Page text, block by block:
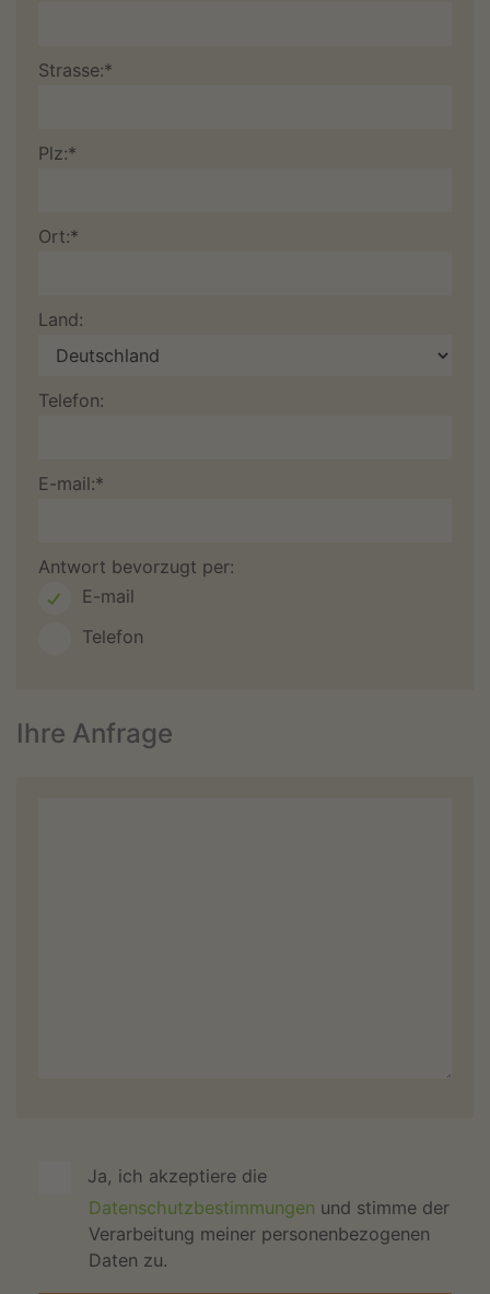
Strasse:*
Plz:*
Ort:*
Land:
Telefon:
E-mail:*
Antwort bevorzugt per:
E-mail
Telefon
Ihre Anfrage
Ja, ich akzeptiere die
Datenschutzbestimmungen und stimme der
Verarbeitung meiner personenbezogenen
Daten zu.